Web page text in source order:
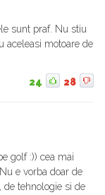
sunt praf. Nu stiu
aceleasi motoare de
24 28
golf :)) cea mai
e vorba doar de
tehnologie si de